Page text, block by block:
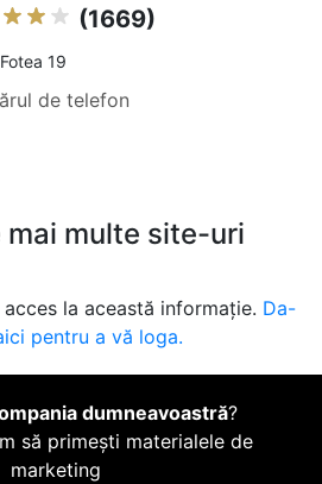
(1669)
19
de telefon
mai multe site-uri
la această informație. Da-
pentru a vă loga.
dumneavoastră?
să primești materialele de
marketing